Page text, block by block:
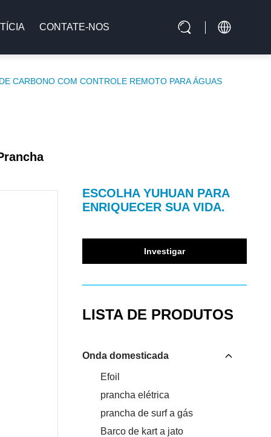
CONTATE-NOS
CARBONO COM CONTROLE REMOTO PARA ÁGUAS
ESCOLHA YUHUAN PARA
ENRIQUECER SUA VIDA.
Investigar
LISTA DE PRODUTOS
Onda domesticada
Efoil
prancha elétrica
prancha de surf a gás
Barco de kart a jato